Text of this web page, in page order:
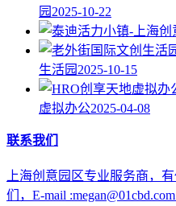
园 2025-10-22
生活园 2025-10-15
虚拟办公2025-04-08
联系我们
上海创意园区专业服务商，
们，E-mail